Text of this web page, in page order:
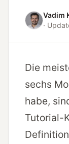
Vadim
·
Die
sechs
habe,
Tutorial-